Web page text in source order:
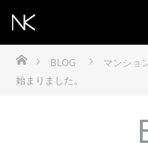
ホームBLOG マンショ
始まりました。